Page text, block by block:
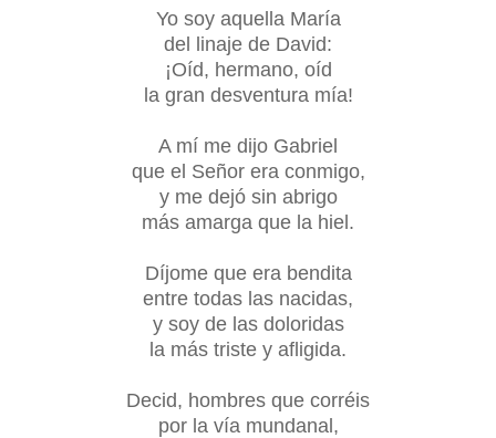
Yo soy aquella María
del linaje de David:
¡Oíd, hermano, oíd
la gran desventura mía!
A mí me dijo Gabriel
que el Señor era conmigo,
y me dejó sin abrigo
más amarga que la hiel.
Díjome que era bendita
entre todas las nacidas,
y soy de las doloridas
la más triste y afligida.
Decid, hombres que corréis
por la vía mundanal,